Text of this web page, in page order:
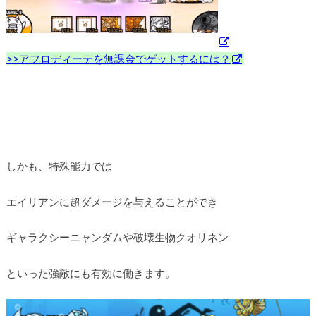
>>アフロディーテを無課金でゲットするには？
しかも、特殊能力では
エイリアンに超ダメージを与えることができ
ギャラクシーニャンダムや破壊生物クオリネン
といった強敵にも有効に働きます。